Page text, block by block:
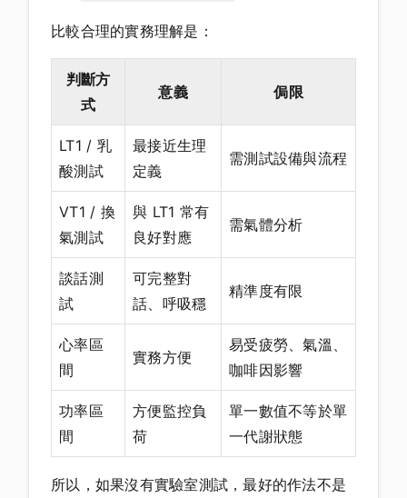
比較合理的實務理解是：
判斷方
式
意義 侷限
LT1 / 乳
酸測試
最接近生理
定義
需測試設備與流程
VT1 / 換
氣測試
與 LT1 常有
良好對應
需氣體分析
談話測
試
可完整對
話、呼吸穩
精準度有限
心率區
間
實務方便
易受疲勞、氣溫、
咖啡因影響
功率區
間
方便監控負
荷
單一數值不等於單
一代謝狀態
所以，如果沒有實驗室測試，最好的作法不是